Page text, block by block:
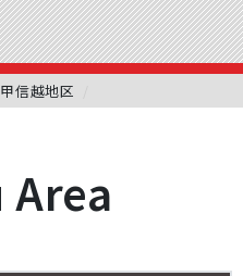
甲信越地区